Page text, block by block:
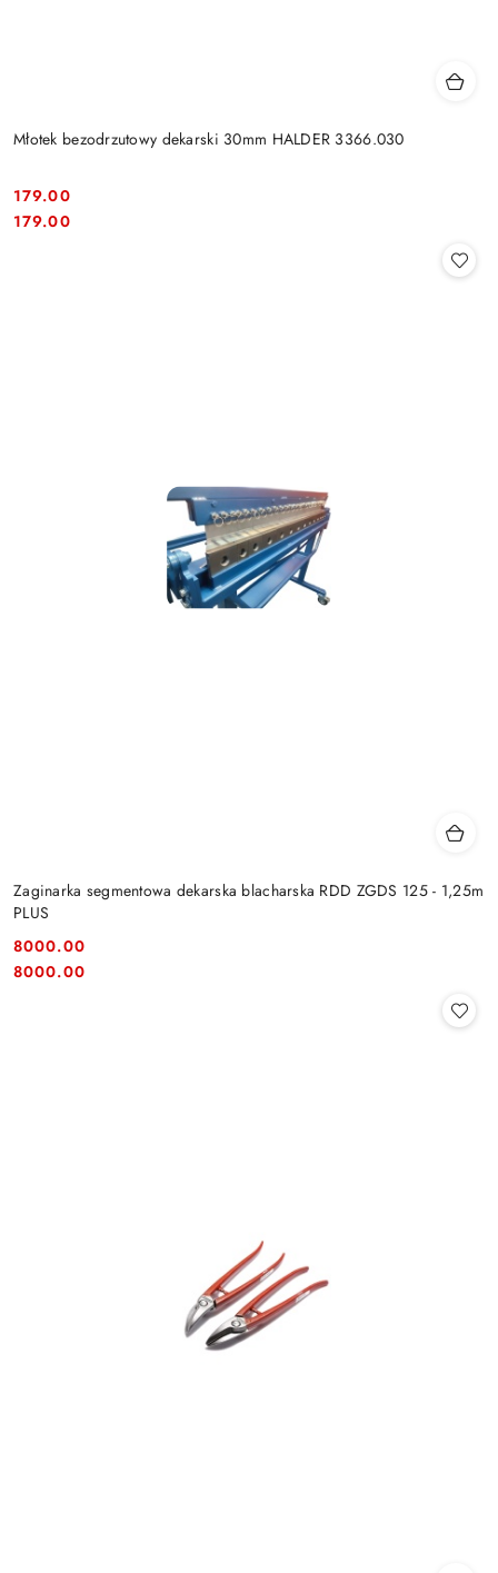
Młotek bezodrzutowy dekarski 30mm HALDER 3366.030
Cena:
179.00
Cena:
179.00
Zaginarka segmentowa dekarska blacharska RDD ZGDS 125 - 1,25m
PLUS
Cena:
8000.00
Cena:
8000.00